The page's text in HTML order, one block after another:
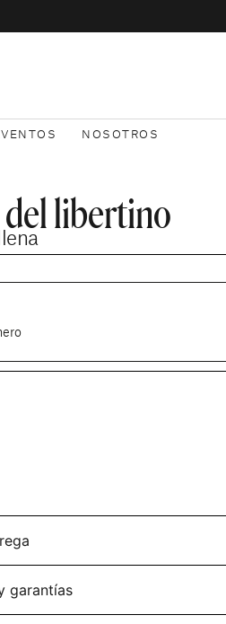
NOSOTROS
libertino
garantías